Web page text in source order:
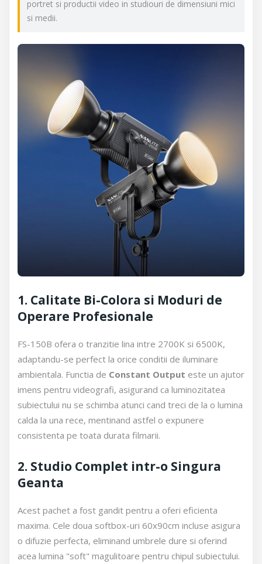
portret si productii video in studiouri de dimensiuni mici
si medii.
1. Calitate Bi-Colora si Moduri de
Operare Profesionale
FS-150B ofera o tranzitie lina intre 2700K si 6500K,
adaptandu-se perfect la orice conditii de iluminare
ambientala. Functia de Constant Output este un ajutor
imens pentru videografi, asigurand ca luminozitatea
subiectului nu se schimba atunci cand treci de la o lumina
calda la una rece, mentinand astfel o expunere
consistenta pe toata durata filmarii.
2. Studio Complet intr-o Singura
Geanta
Acest pachet a fost gandit pentru a oferi eficienta
maxima. Cele doua softbox-uri 60x90cm incluse asigura
o difuzie perfecta, eliminand umbrele dure si oferind
acea lumina "soft" magulitoare pentru chipul subiectului.